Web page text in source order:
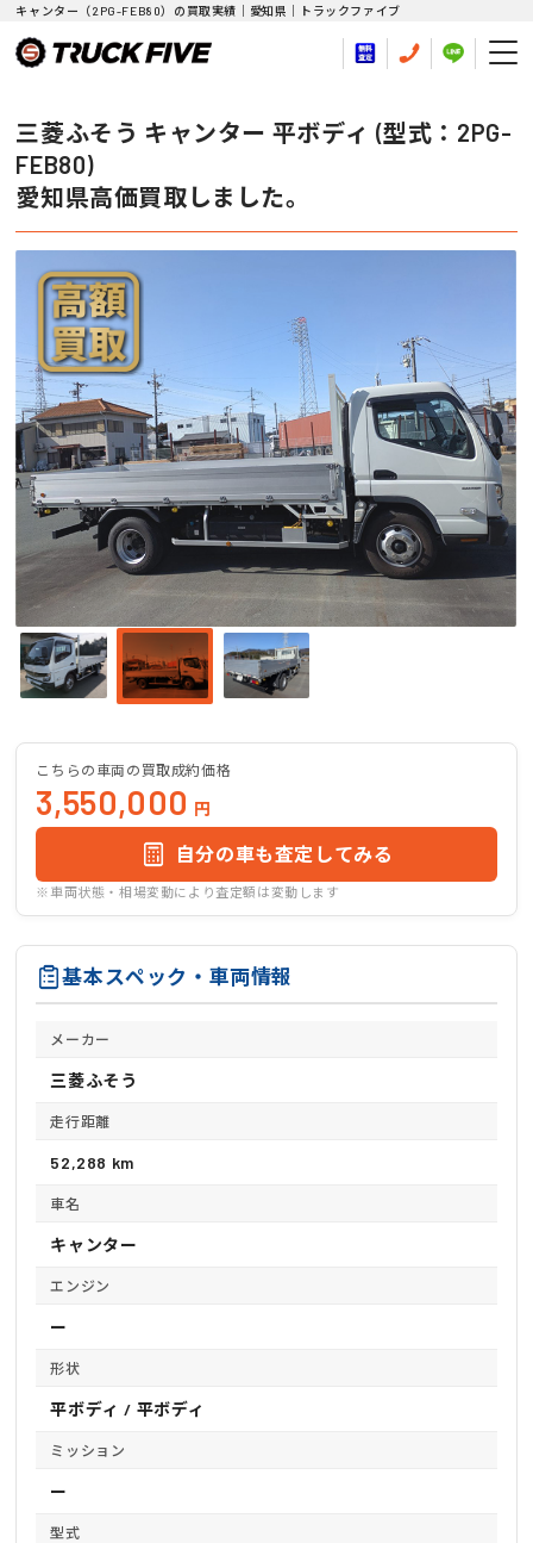
キャンター（2PG-FEB80）の買取実績｜愛知県｜トラックファイブ
三菱ふそう キャンター 平ボディ (型式：2PG-
FEB80)
愛知県高価買取しました。
こちらの車両の買取成約価格
3,550,000 円
自分の車も査定してみる
※車両状態・相場変動により査定額は変動します
基本スペック・車両情報
メーカー
三菱ふそう
走行距離
52,288 km
車名
キャンター
エンジン
ー
形状
平ボディ / 平ボディ
ミッション
ー
型式